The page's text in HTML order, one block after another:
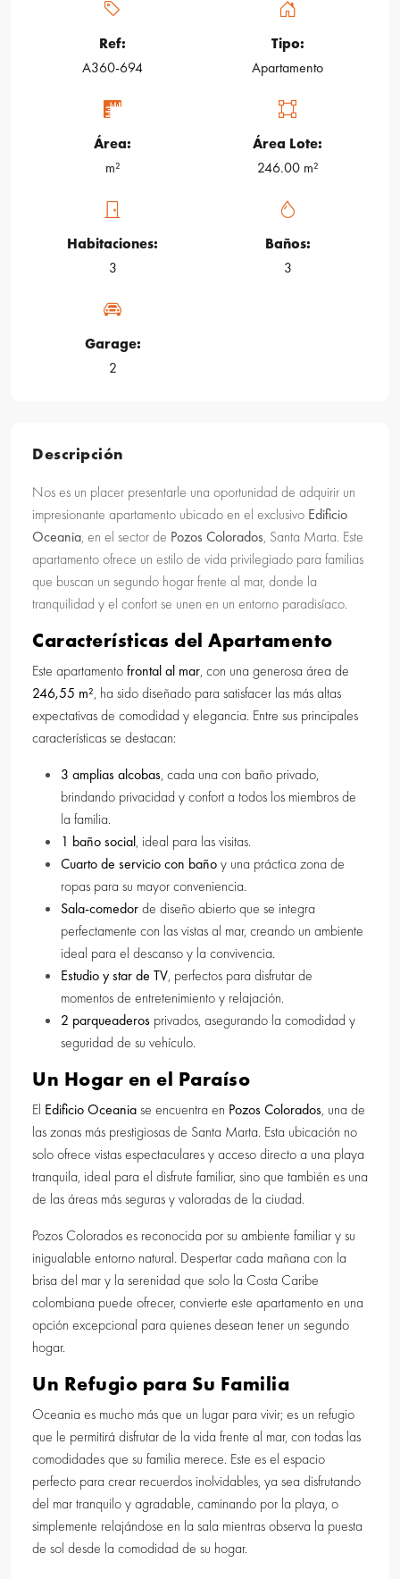
Ref:
A360-694
Tipo:
Apartamento
Área:
m²
Área Lote:
246.00 m²
Habitaciones:
3
Baños:
3
Garage:
2
Descripción
Nos es un placer presentarle una oportunidad de adquirir un
impresionante apartamento ubicado en el exclusivo Edificio
Oceania, en el sector de Pozos Colorados, Santa Marta. Este
apartamento ofrece un estilo de vida privilegiado para familias
que buscan un segundo hogar frente al mar, donde la
tranquilidad y el confort se unen en un entorno paradisíaco.
Características del Apartamento
Este apartamentofrontal al mar, con una generosa área de
246,55 m², ha sido diseñado para satisfacer las más altas
expectativas de comodidad y elegancia. Entre sus principales
características se destacan:
3 amplias alcobas, cada una con baño privado,
brindando privacidad y confort a todos los miembros de
la familia.
1 baño social, ideal para las visitas.
Cuarto de servicio con bañoy una práctica zona de
ropas para su mayor conveniencia.
Sala-comedorde diseño abierto que se integra
perfectamente con las vistas al mar, creando un ambiente
ideal para el descanso y la convivencia.
Estudio y star de TV, perfectos para disfrutar de
momentos de entretenimiento y relajación.
2 parqueaderos privados, asegurando la comodidad y
seguridad de su vehículo.
Un Hogar en el Paraíso
El Edificio Oceaniase encuentra en Pozos Colorados, una de
las zonas más prestigiosas de Santa Marta. Esta ubicación no
solo ofrece vistas espectaculares y acceso directo a una playa
tranquila, ideal para el disfrute familiar, sino que también es una
de las áreas más seguras y valoradas de la ciudad.
Pozos Colorados es reconocida por su ambiente familiar y su
inigualable entorno natural. Despertar cada mañana con la
brisa del mar y la serenidad que solo la Costa Caribe
colombiana puede ofrecer, convierte este apartamento en una
opción excepcional para quienes desean tener un segundo
hogar.
Un Refugio para Su Familia
Oceania es mucho más que un lugar para vivir; es un refugio
que le permitirá disfrutar de la vida frente al mar, con todas las
comodidades que su familia merece. Este es el espacio
perfecto para crear recuerdos inolvidables, ya sea disfrutando
del mar tranquilo y agradable, caminando por la playa, o
simplemente relajándose en la sala mientras observa la puesta
de sol desde la comodidad de su hogar.